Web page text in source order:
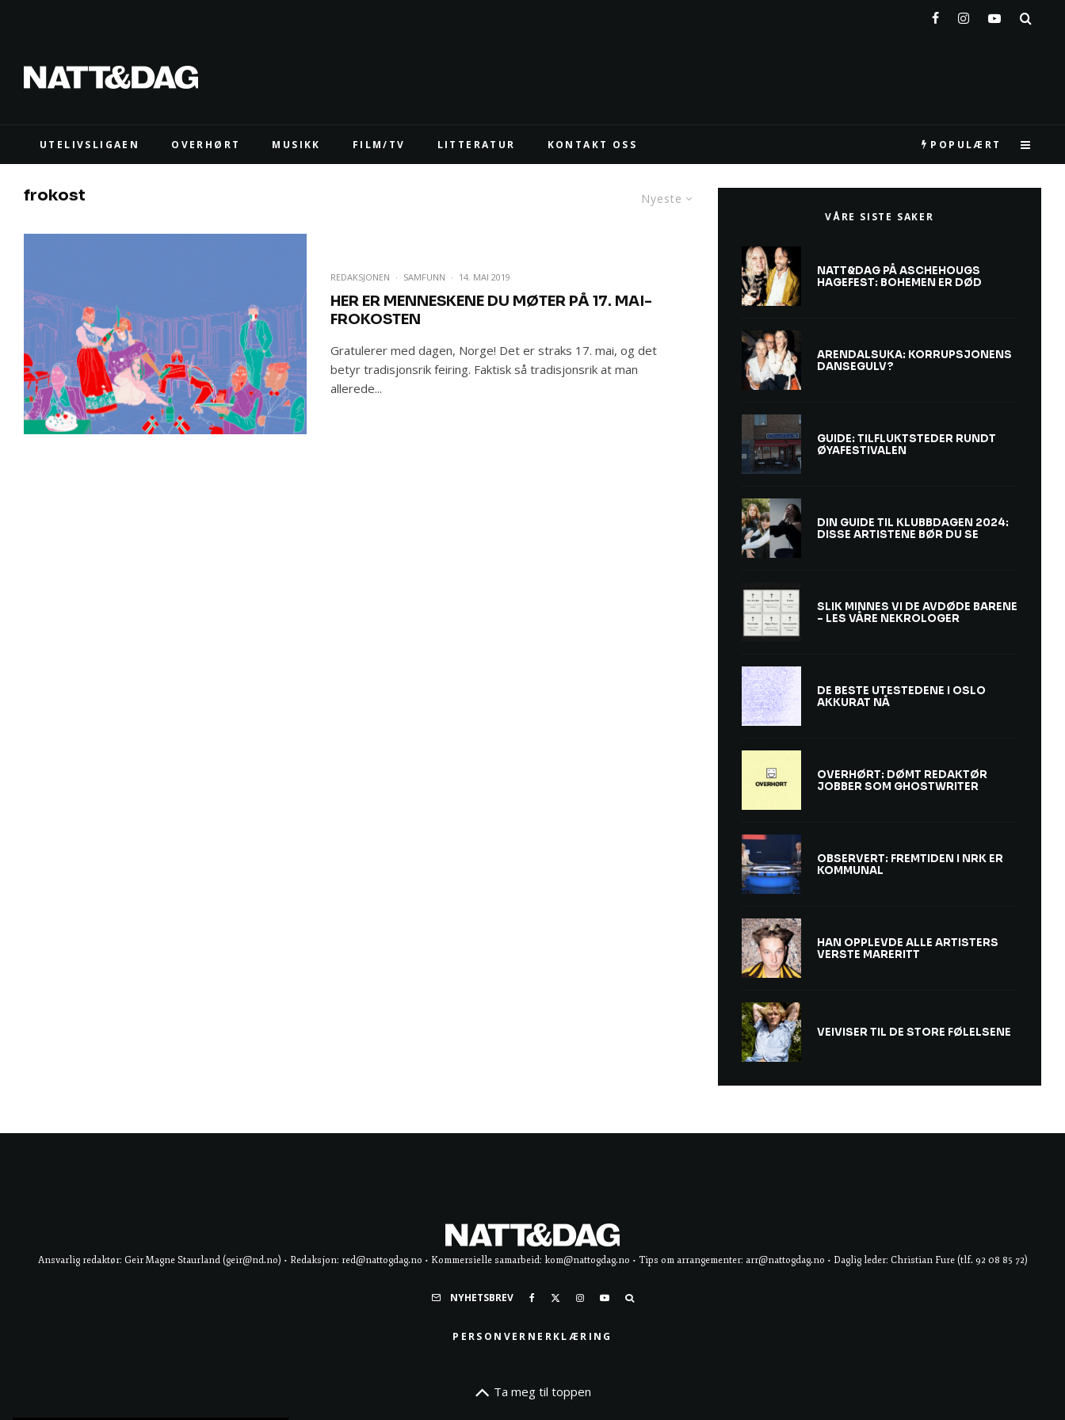
UTELIVSLIGAEN OVERHØRT MUSIKK FILM/TV LITTERATUR KONTAKT OSS POPULÆRT
Nyeste
frokost
REDAKSJONEN · SAMFUNN · 14. MAI 2019
HER ER MENNESKENE DU MØTER PÅ 17. MAI-
FROKOSTEN
Gratulerer med dagen, Norge! Det er straks 17. mai, og det
betyr tradisjonsrik feiring. Faktisk så tradisjonsrik at man
allerede...
VÅRE SISTE SAKER
NATT&DAG PÅ ASCHEHOUGS
HAGEFEST: BOHEMEN ER DØD
ARENDALSUKA: KORRUPSJONENS
DANSEGULV?
GUIDE: TILFLUKTSTEDER RUNDT
ØYAFESTIVALEN
DIN GUIDE TIL KLUBBDAGEN 2024:
DISSE ARTISTENE BØR DU SE
SLIK MINNES VI DE AVDØDE BARENE
– LES VÅRE NEKROLOGER
DE BESTE UTESTEDENE I OSLO
AKKURAT NÅ
OVERHØRT: DØMT REDAKTØR
JOBBER SOM GHOSTWRITER
OBSERVERT: FREMTIDEN I NRK ER
KOMMUNAL
HAN OPPLEVDE ALLE ARTISTERS
VERSTE MARERITT
VEIVISER TIL DE STORE FØLELSENE
Ansvarlig redaktør: Geir Magne Staurland (geir@nd.no) • Redaksjon: red@nattogdag.no • Kommersielle samarbeid: kom@nattogdag.no • Tips om arrangementer: arr@nattogdag.no • Daglig leder: Christian Fure (tlf. 92 08 85 72)
NYHETSBREV
PERSONVERNERKLÆRING
Ta meg til toppen